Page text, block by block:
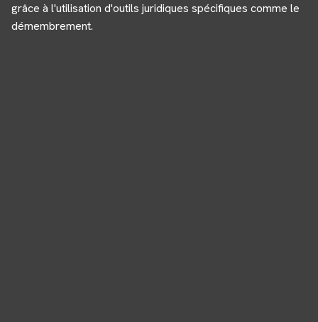
grâce à l'utilisation d'outils juridiques spécifiques comme le
démembrement.